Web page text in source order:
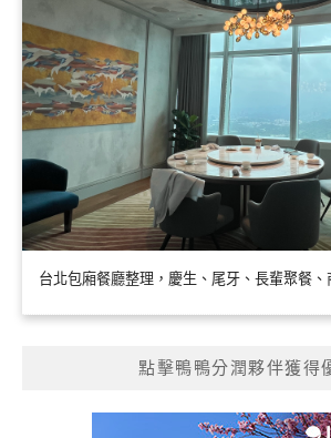
台北包廂餐廳整理，慶生、尾牙、長輩聚餐
點擊鴨鴨分潤夥伴獲得